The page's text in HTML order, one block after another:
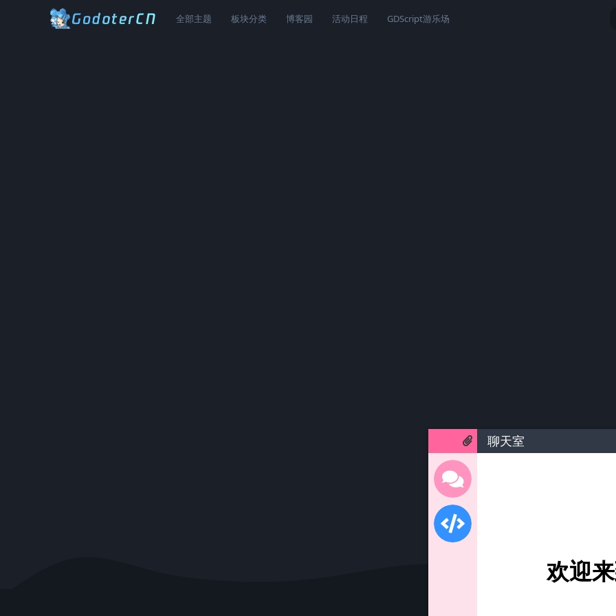
全部主题 板块分类 博客园 活动日程 GDScript游乐场
聊天室
欢迎